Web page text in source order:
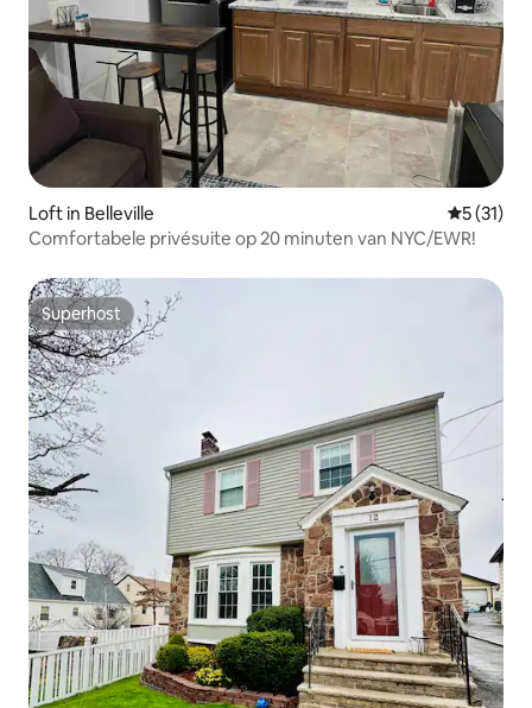
Loft in Belleville
5 (31)
Comfortabele privésuite op 20 minuten van NYC/EWR!
Superhost
Superhost